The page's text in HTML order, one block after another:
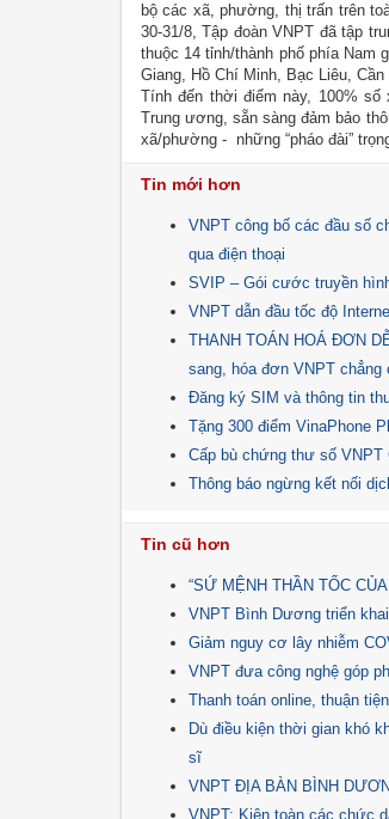
bộ các xã, phường, thị trấn trên
30-31/8, Tập đoàn VNPT đã tập
thuộc 14 tỉnh/thành phố phía Nam
Giang, Hồ Chí Minh, Bạc Liêu,
Tính đến thời điểm này, 100%
Trung ương, sẵn sàng đảm bảo
xã/phường - những “pháo đài”
Tin mới hơn
VNPT công bố các đầu số
qua điện thoại
SVIP – Gói cước truyền
VNPT dẫn đầu tốc độ
THANH TOÁN HOÁ ĐƠN
sang, hóa đơn VNPT chẳng
Đăng ký SIM và thông tin
Tặng 300 điểm VinaPhone
Cấp bù chứng thư số VNPT
Thông báo ngừng kết nối
Tin cũ hơn
“SỨ MỆNH THẦN TỐC
VNPT Bình Dương triển
Giảm nguy cơ lây nhiễm
VNPT đưa công nghệ góp
Thanh toán online, thuận
Dù điều kiện thời gian khó
sĩ
VNPT ĐỊA BÀN BÌNH
VNPT: Kiện toàn các chức